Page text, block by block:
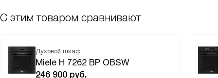
С этим товаром сравнивают
Духовой шкаф
Miele H 7262 BP OBSW
246 900 руб.